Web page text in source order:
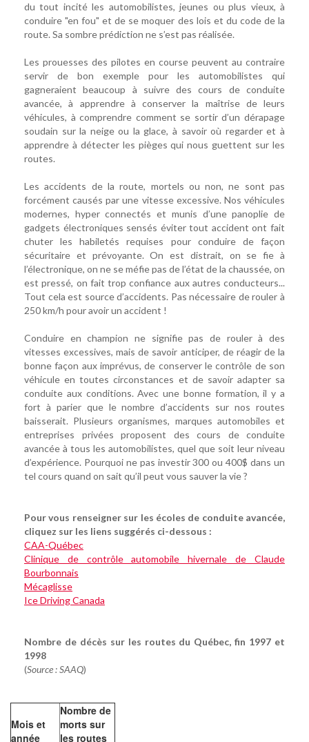
du tout incité les automobilistes, jeunes ou plus vieux, à
conduire "en fou" et de se moquer des lois et du code de la
route. Sa sombre prédiction ne s’est pas réalisée.
Les prouesses des pilotes en course peuvent au contraire
servir de bon exemple pour les automobilistes qui
gagneraient beaucoup à suivre des cours de conduite
avancée, à apprendre à conserver la maîtrise de leurs
véhicules, à comprendre comment se sortir d’un dérapage
soudain sur la neige ou la glace, à savoir où regarder et à
apprendre à détecter les pièges qui nous guettent sur les
routes.
Les accidents de la route, mortels ou non, ne sont pas
forcément causés par une vitesse excessive. Nos véhicules
modernes, hyper connectés et munis d’une panoplie de
gadgets électroniques sensés éviter tout accident ont fait
chuter les habiletés requises pour conduire de façon
sécuritaire et prévoyante. On est distrait, on se fie à
l’électronique, on ne se méfie pas de l’état de la chaussée, on
est pressé, on fait trop confiance aux autres conducteurs...
Tout cela est source d’accidents. Pas nécessaire de rouler à
250 km/h pour avoir un accident !
Conduire en champion ne signifie pas de rouler à des
vitesses excessives, mais de savoir anticiper, de réagir de la
bonne façon aux imprévus, de conserver le contrôle de son
véhicule en toutes circonstances et de savoir adapter sa
conduite aux conditions. Avec une bonne formation, il y a
fort à parier que le nombre d’accidents sur nos routes
baisserait. Plusieurs organismes, marques automobiles et
entreprises privées proposent des cours de conduite
avancée à tous les automobilistes, quel que soit leur niveau
d’expérience. Pourquoi ne pas investir 300 ou 400$ dans un
tel cours quand on sait qu’il peut vous sauver la vie ?
Pour vous renseigner sur les écoles de conduite avancée,
cliquez sur les liens suggérés ci-dessous :
CAA-Québec
Clinique de contrôle automobile hivernale de Claude
Bourbonnais
Mécaglisse
Ice Driving Canada
Nombre de décès sur les routes du Québec, fin 1997 et
1998
(Source : SAAQ)
Mois et
année
Nombre de
morts sur
les routes